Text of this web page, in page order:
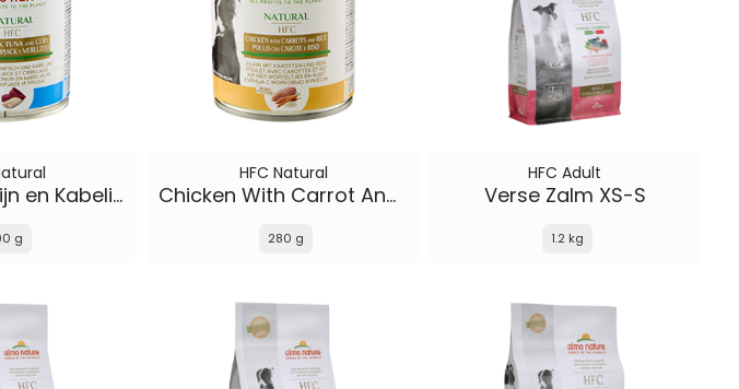
Skipjack Tonijn en Kabelijauw
g
HFC Natural
Chicken With Carrot And Rice
280 g
HFC Adult
Verse Zalm XS-S
1.2 kg